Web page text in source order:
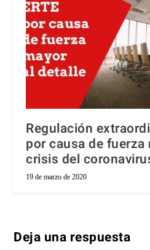
Regulación
por causa de
crisis del
19 de marzo de 2020
Deja una respuesta